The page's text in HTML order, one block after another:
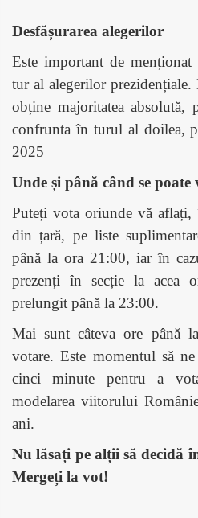
Desfășurarea alegerilor
Este important de
tur al alegerilor
obține majoritatea
confrunta în turul al doilea,
2025
Unde și până când se poate
Puteți vota oriunde vă aflați,
din țară, pe liste
până la ora 21:00, iar în
prezenți în secție la acea
prelungit până la 23:00.​
Mai sunt câteva ore până
votare. Este momentul să
cinci minute pentru a
modelarea viitorului
ani.​
Nu lăsați pe alții să decidă
Mergeți la vot!